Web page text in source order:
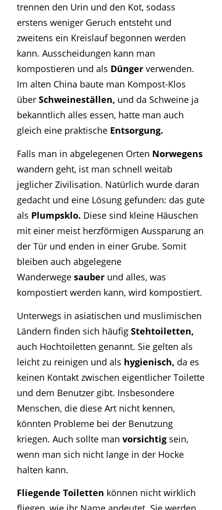
trennen den Urin und den Kot, sodass
erstens weniger Geruch entsteht und
zweitens ein Kreislauf begonnen werden
kann. Ausscheidungen kann man
kompostieren und als Düngerverwenden.
Im alten China baute man Kompost-Klos
über Schweineställen, und da Schweine ja
bekanntlich alles essen, hatte man auch
gleich eine praktische Entsorgung.
Falls man in abgelegenen Orten Norwegens
wandern geht, ist man schnell weitab
jeglicher Zivilisation. Natürlich wurde daran
gedacht und eine Lösung gefunden: das gute
als Plumpsklo. Diese sind kleine Häuschen
mit einer meist herzförmigen Aussparung an
der Tür und enden in einer Grube. Somit
bleiben auch abgelegene
Wanderwege sauberund alles, was
kompostiert werden kann, wird kompostiert.
Unterwegs in asiatischen und muslimischen
Ländern finden sich häufig Stehtoiletten,
auch Hochtoiletten genannt. Sie gelten als
leicht zu reinigen und als hygienisch, da es
keinen Kontakt zwischen eigentlicher Toilette
und dem Benutzer gibt. Insbesondere
Menschen, die diese Art nicht kennen,
könnten Probleme bei der Benutzung
kriegen. Auch sollte man vorsichtigsein,
wenn man sich nicht lange in der Hocke
halten kann.
Fliegende Toiletten können nicht wirklich